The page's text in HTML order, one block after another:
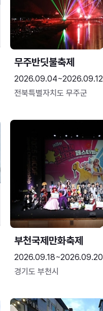
무주반딧불축제
2026.09.04~2026.09.12
전북특별자치도 무주군
부천국제만화축제
2026.09.18~2026.09.20
경기도 부천시